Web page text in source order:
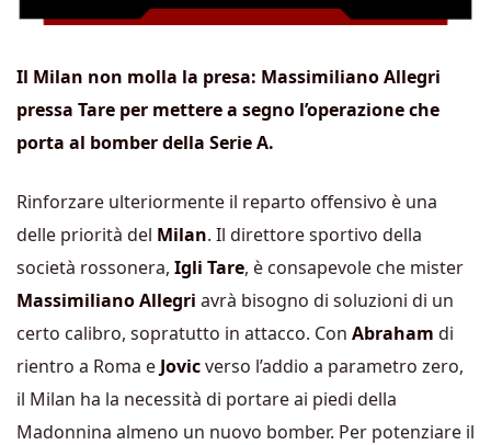
Il Milan non molla la presa: Massimiliano Allegri
pressa Tare per mettere a segno l’operazione che
porta al bomber della Serie A.
Rinforzare ulteriormente il reparto offensivo è una
delle priorità del Milan. Il direttore sportivo della
società rossonera, Igli Tare, è consapevole che mister
Massimiliano Allegri avrà bisogno di soluzioni di un
certo calibro, sopratutto in attacco. Con Abraham di
rientro a Roma e Jovicverso l’addio a parametro zero,
il Milan ha la necessità di portare ai piedi della
Madonnina almeno un nuovo bomber. Per potenziare il